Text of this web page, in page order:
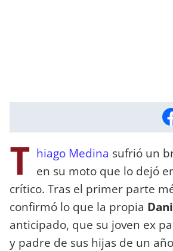
T hiago Medina sufrió un
en su moto que lo dejó
crítico. Tras el primer parte
confirmó lo que la propia
anticipado, que su joven ex
y padre de sus hijas de un